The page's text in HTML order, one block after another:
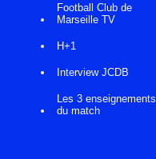
Football Club de
Marseille TV
H+1
Interview JCDB
Les 3 enseignements
du match